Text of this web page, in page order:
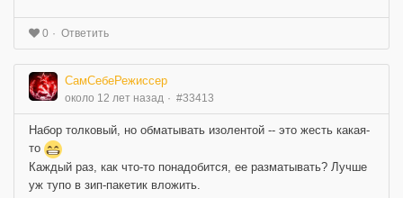
0 Ответить
СамСебеРежиссер
около 12 лет назад #33413
Набор толковый, но обматывать изолентой -- это жесть какая-
то
Каждый раз, как что-то понадобится, ее разматывать? Лучше
уж тупо в зип-пакетик вложить.